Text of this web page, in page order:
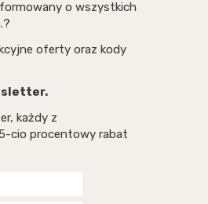
o wszystkich
oferty oraz kody
każdy z
cio procentowy rabat